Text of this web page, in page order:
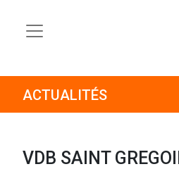
ACTUALITÉS
VDB SAINT